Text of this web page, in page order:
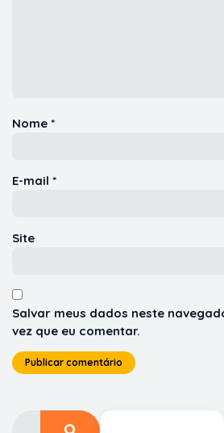
Nome *
E-mail *
Site
Salvar meus dados neste
vez que eu comentar.